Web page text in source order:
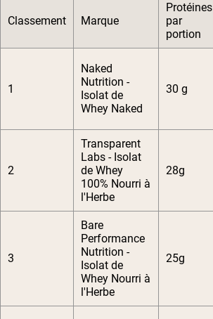
Classement Marque
Protéines
par
portion
1
Naked
Nutrition -
Isolat de
Whey Naked
30 g
2
Transparent
Labs - Isolat
de Whey
100% Nourri à
l'Herbe
28g
3
Bare
Performance
Nutrition -
Isolat de
Whey Nourri à
l'Herbe
25g